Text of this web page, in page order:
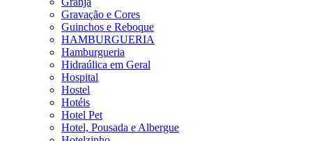
Gravação e Cores
Guinchos e Reboque
HAMBURGUERIA
Hamburgueria
Hidraúlica em Geral
Hospital
Hostel
Hotéis
Hotel Pet
Hotel, Pousada e Albergue